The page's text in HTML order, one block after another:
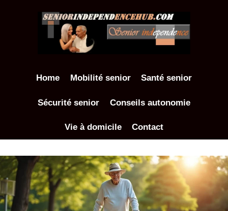
Home Mobilité senior Santé senior
Sécurité senior Conseils autonomie
Vie à domicile Contact